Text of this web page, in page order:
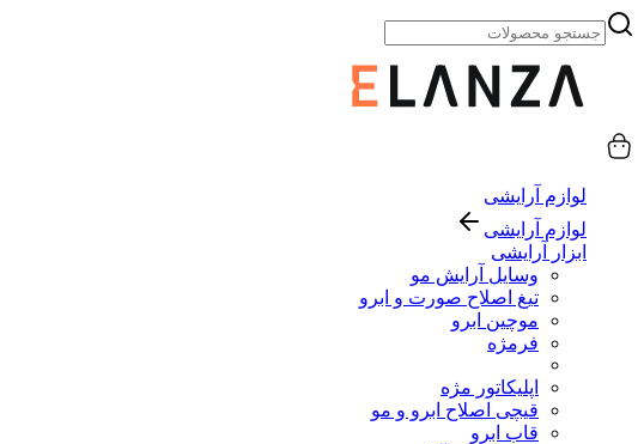
لوازم آرایشی
لوازم آرایشی
ابزار آرایشی
وسایل آرایش مو
تیغ اصلاح صورت و ابرو
موچین ابرو
فرمژه
اپلیکاتور مژه
قیچی اصلاح ابرو و مو
قاب ابرو